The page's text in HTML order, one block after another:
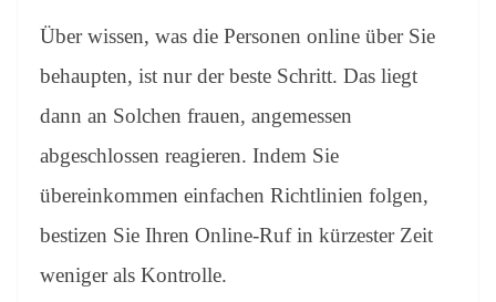
Über wissen, was die Personen online über Sie
behaupten, ist nur der beste Schritt. Das liegt
dann an Solchen frauen, angemessen
abgeschlossen reagieren. Indem Sie
übereinkommen einfachen Richtlinien folgen,
bestizen Sie Ihren Online-Ruf in kürzester Zeit
weniger als Kontrolle.